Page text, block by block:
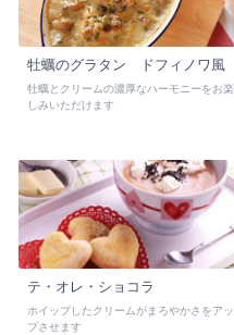
牡蠣のグラタン ドフィノワ風
牡蠣とクリームの濃厚なハーモニーをお楽
しみいただけます
テ・オレ・ショコラ
ホイップしたクリームがまろやかさをアッ
プさせます